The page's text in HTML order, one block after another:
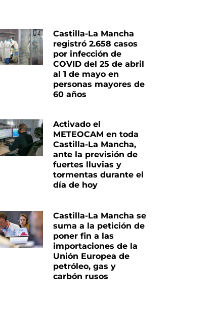
Castilla-La Mancha
registró 2.658 casos
por infección de
COVID del 25 de abril
al 1 de mayo en
personas mayores de
60 años
Activado el
METEOCAM en toda
Castilla-La Mancha,
ante la previsión de
fuertes lluvias y
tormentas durante el
día de hoy
Castilla-La Mancha se
suma a la petición de
poner fin a las
importaciones de la
Unión Europea de
petróleo, gas y
carbón rusos